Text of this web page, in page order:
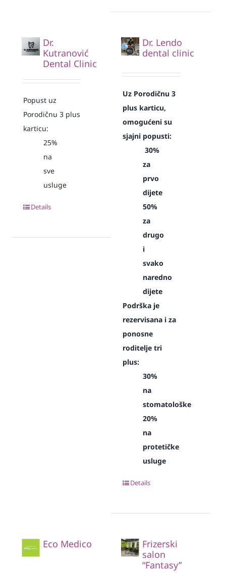
Dr.
Kutranović
Dental Clinic
Popust uz
Porodičnu 3 plus
karticu:
25%
na
sve
usluge
Details
Dr. Lendo
dental clinic
Uz Porodičnu 3
plus karticu,
omogućeni su
sjajni popusti:
30%
za
prvo
dijete
50%
za
drugo
i
svako
naredno
dijete
Podrška je
rezervisana i za
ponosne
roditelje tri
plus:
30%
na
stomatološke
20%
na
protetičke
usluge
Details
Eco Medico
Frizerski
salon
“Fantasy”